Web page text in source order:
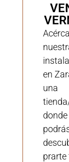
en
una
donde
prarte